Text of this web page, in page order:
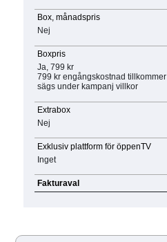
Box, månadspris
Nej
Boxpris
Ja, 799 kr
799 kr engångskostnad
sägs under kampanj villkor
Extrabox
Nej
Exklusiv plattform för öppenTV
Inget
Fakturaval